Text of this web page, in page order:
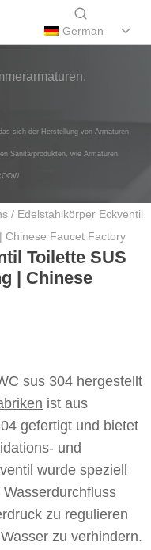
German
sich der Herstellung von Armaturen
Sanitärprodukten, wie Armaturen,
/ Edelstahlkörper Eckventil
Chinese Faucet Factory
Toilette SUS
| Chinese
sus 304 hergestellt
ist aus
gefertigt und bietet
und
wurde speziell
zu regulieren
zu verhindern.